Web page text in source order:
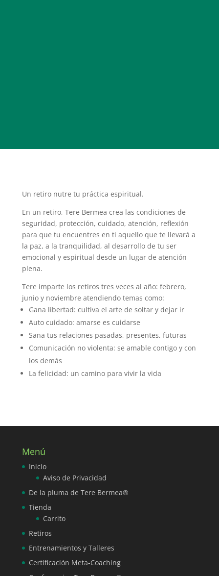
Un retiro nutre tu práctica espiritual.
En un retiro, Tere Bermea crea las condiciones de
seguridad, protección, cuidado, atención, reflexión
para que tu encuentres en ti aquello que te llevará a
la paz, a la tranquilidad, al desarrollo de tu ser
emocional y espiritual desde un lugar de atención
plena.
Tere imparte los retiros tres veces al año: febrero,
junio y noviembre atendiendo temas como:
Gana libertad: cultiva el arte de soltar y dejar ir
Auto cuidado: amarse es cuidarse
Sana tus relaciones pasadas, presentes, futuras
Comunicación no violenta: se amable contigo y con
los demás
La felicidad: un camino para vivir la vida
Menú
Inicio
Aviso de Privacidad
De la pluma de Tere Bermea®
Tienda
Carrito
Retiros
Entrenamientos y Talleres
Certificación Meta-Coaching